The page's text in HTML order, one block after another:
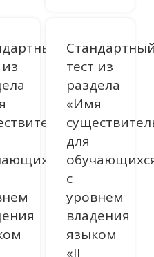
тест из
раздела
«Имя
для
с
уровнем
владения
языком
«II